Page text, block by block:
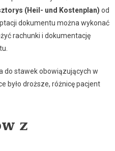
(Heil- und Kostenplan) od
dokumentu można wykonać
rachunki i dokumentację
do stawek obowiązujących w
było droższe, różnicę pacjent
z